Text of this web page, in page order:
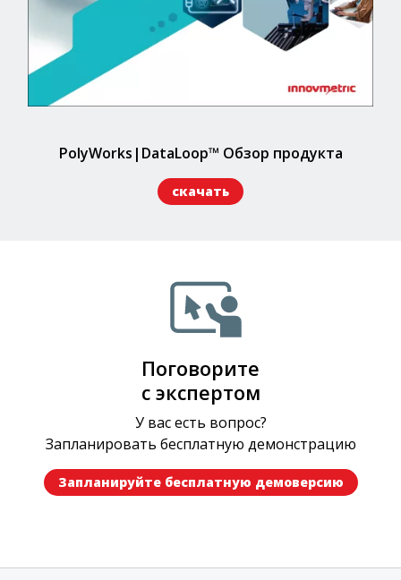
PolyWorks|DataLoop™ Обзор продукта
скачать
Поговорите
с экспертом
У вас есть вопрос?
Запланировать бесплатную демонстрацию
Запланируйте бесплатную демоверсию